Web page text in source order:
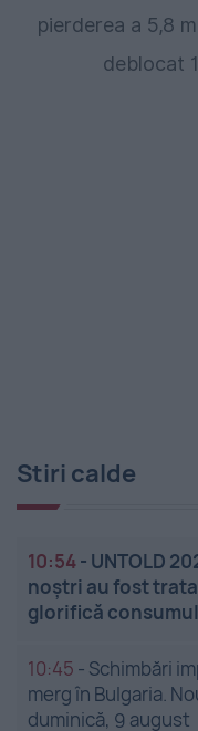
pierderea a 5,8
deblocat
Stiri calde
10:54- UNTOLD
noștri au fost
glorifică
10:45 - Schimbări
merg în Bulgaria.
duminică, 9 august